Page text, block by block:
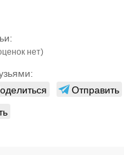
нет)
Отправить